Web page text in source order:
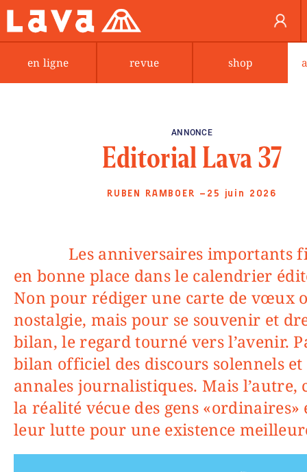
en ligne revue shop
ANNONCE
Editorial Lava 37
RUBEN RAMBOER —25 juin 2026
Les anniversaires importants figurent
en bonne place dans le calendrier
Non pour rédiger une carte de vœux
nostalgie, mais pour se souvenir et
bilan, le regard tourné vers l’avenir.
bilan officiel des discours solennels et
annales journalistiques. Mais l’autre,
la réalité vécue des gens «ordinaires»
leur lutte pour une existence